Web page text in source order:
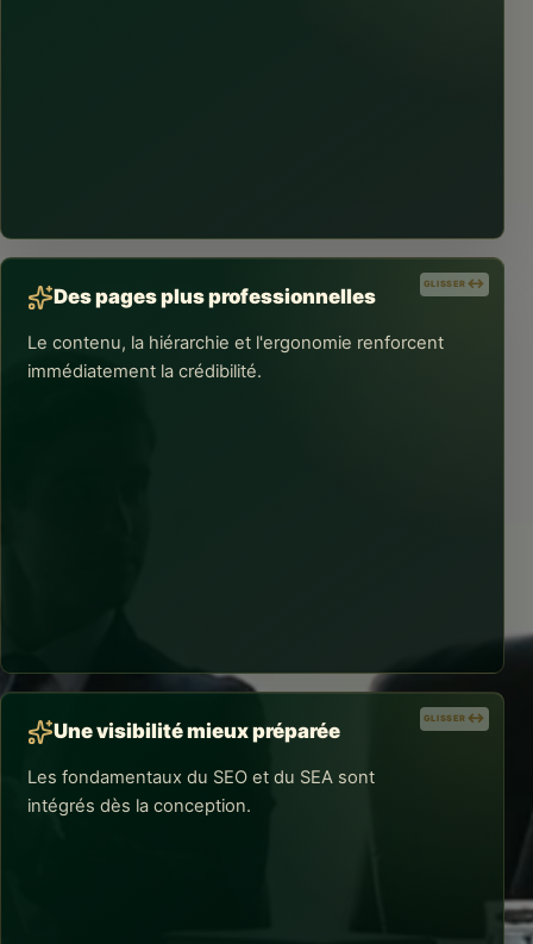
GLISSER
Des pages plus professionnelles
Le contenu, la hiérarchie et l'ergonomie renforcent
immédiatement la crédibilité.
GLISSER
GLISSER
Une visibilité mieux préparée
Les fondamentaux du SEO et du SEA sont
intégrés dès la conception.
GLISSER